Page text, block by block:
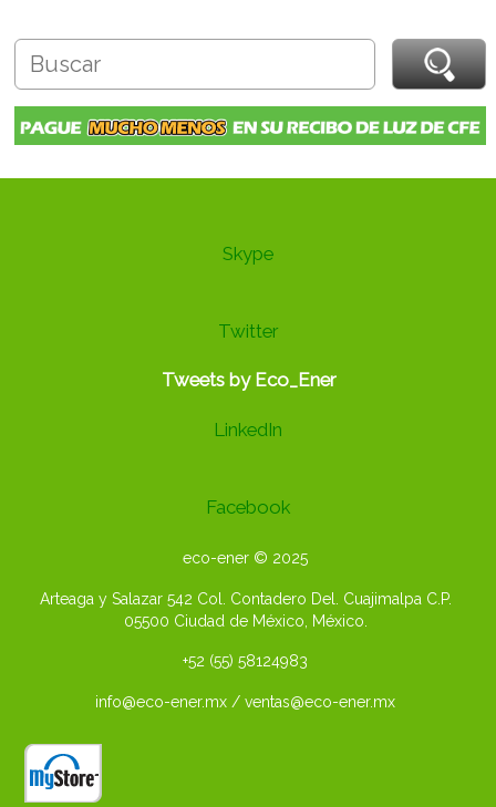
Skype
Twitter
Tweets by Eco_Ener
LinkedIn
Facebook
eco-ener © 2025
Arteaga y Salazar 542 Col. Contadero Del. Cuajimalpa C.P.
05500 Ciudad de México, México.
+52 (55) 58124983
info@eco-ener.mx / ventas@eco-ener.mx